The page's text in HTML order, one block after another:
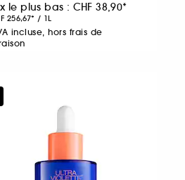
le plus bas : CHF 38,90
256,67 / 1L
incluse, hors frais de